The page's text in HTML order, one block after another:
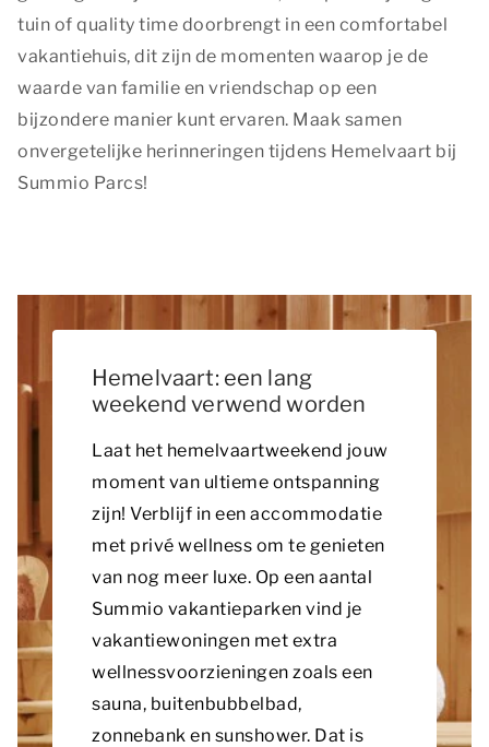
tuin of quality time doorbrengt in een comfortabel
vakantiehuis, dit zijn de momenten waarop je de
waarde van familie en vriendschap op een
bijzondere manier kunt ervaren. Maak samen
onvergetelijke herinneringen tijdens Hemelvaart bij
Summio Parcs!
Hemelvaart: een lang
weekend verwend worden
Laat het hemelvaartweekend jouw
moment van ultieme ontspanning
zijn! Verblijf in een accommodatie
met privé wellness om te genieten
van nog meer luxe. Op een aantal
Summio vakantieparken vind je
vakantiewoningen met extra
wellnessvoorzieningen zoals een
sauna, buitenbubbelbad,
zonnebank en sunshower. Dat is